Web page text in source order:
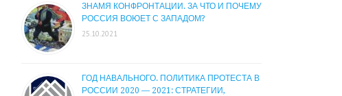
ЗНАМЯ КОНФРОНТАЦИИ. ЗА ЧТО И ПОЧЕМУ
РОССИЯ ВОЮЕТ С ЗАПАДОМ?
25.10.2021
ГОД НАВАЛЬНОГО. ПОЛИТИКА ПРОТЕСТА В
РОССИИ 2020 — 2021: СТРАТЕГИИ,